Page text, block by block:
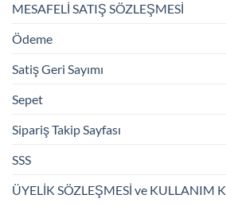
MESAFELİ SATIŞ SÖZLEŞMESİ
Ödeme
Satiş Geri Sayımı
Sepet
Sipariş Takip Sayfası
SSS
ÜYELİK SÖZLEŞMESİ ve KULLANIM